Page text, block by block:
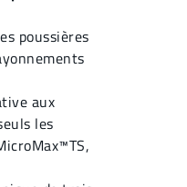
poussières
aux
les